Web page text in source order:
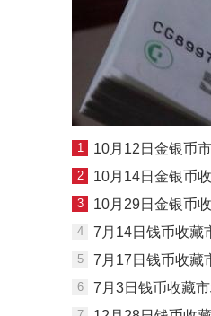
1 10月12日金银币
2 10月14日金银币
3 10月29日金银币
4 7月14日钱币收藏
5 7月17日钱币收藏
6 7月3日钱币收藏